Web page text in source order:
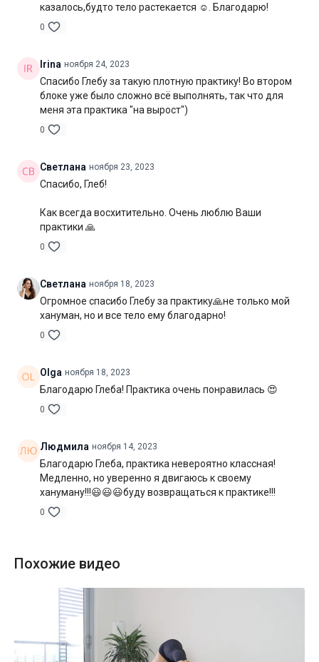
казалось,будто тело растекается ☺️. Благодарю!
0
Irina ноября 24, 2023
Спасибо Глебу за такую плотную практику! Во втором
блоке уже было сложно всё выполнять, так что для
меня эта практика "на вырост")
0
Светлана ноября 23, 2023
Спасибо, Глеб!
Как всегда восхитительно. Очень люблю Ваши
практики 🙏
0
Светлана ноября 18, 2023
Огромное спасибо Глебу за практику🙏не только мой
хануман, но и все тело ему благодарно!
0
Olga ноября 18, 2023
Благодарю Глеба! Практика очень понравилась 😍
0
Людмила ноября 14, 2023
Благодарю Глеба, практика невероятно классная!
Медленно, но уверенно я двигаюсь к своему
хануману!!!😃😃😃буду возвращаться к практике!!!
0
Похожие видео